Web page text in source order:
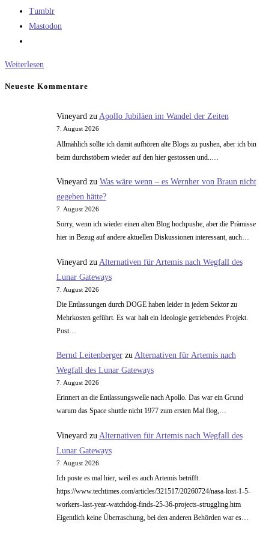
Tumblr
Mastodon
Weiterlesen
Neueste Kommentare
Vineyardzu Apollo Jubiläen im Wandel der Zeiten
7. August 2026
Allmählich sollte ich damit aufhören alte Blogs zu pushen, aber ich bin
beim durchstöbern wieder auf den hier gestossen und..…
Vineyard zu Was wäre wenn – es Wernher von Braun nicht
gegeben hätte?
7. August 2026
Sorry, wenn ich wieder einen alten Blog hochpushe, aber die Prämisse
hier in Bezug auf andere aktuellen Diskussionen interessant, auch…
Vineyard zu Alternativen für Artemis nach Wegfall des
Lunar Gateways
7. August 2026
Die Entlassungen durch DOGE haben leider in jedem Sektor zu
Mehrkosten geführt. Es war halt ein Ideologie getriebendes Projekt.
Post…
Bernd Leitenbergerzu Alternativen für Artemis nach
Wegfall des Lunar Gateways
7. August 2026
Erinnert an die Entlassungswelle nach Apollo. Das war ein Grund
warum das Space shuttle nicht 1977 zum ersten Mal flog,…
Vineyard zu Alternativen für Artemis nach Wegfall des
Lunar Gateways
7. August 2026
Ich poste es mal hier, weil es auch Artemis betrifft.
https://www.techtimes.com/articles/321517/20260724/nasa-lost-1-5-
workers-last-year-watchdog-finds-25-36-projects-struggling.htm
Eigentlich keine Überraschung, bei den anderen Behörden war es…